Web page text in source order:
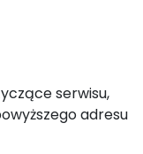
serwisu,
adresu